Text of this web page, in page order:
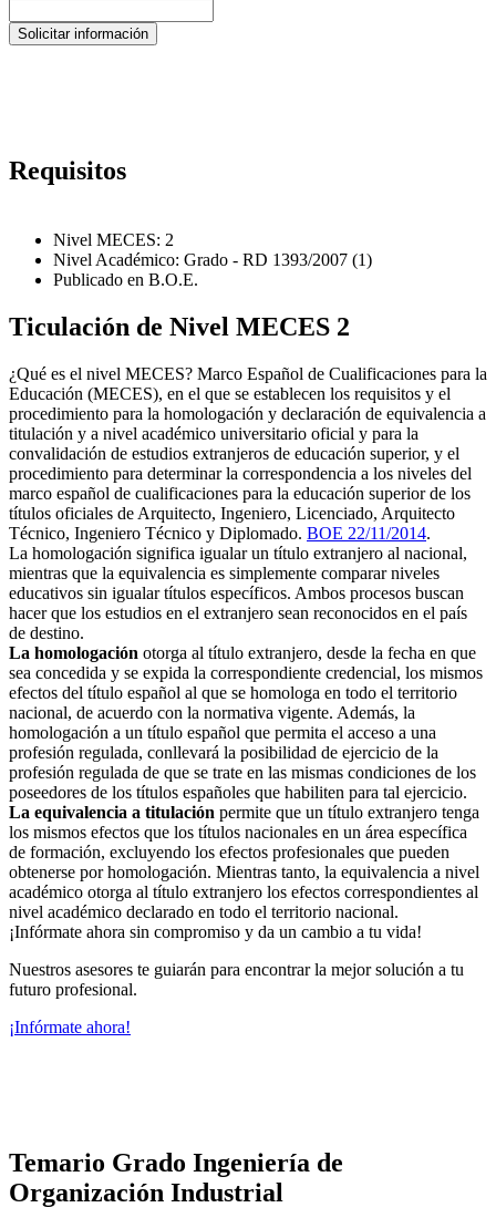
Requisitos
Nivel MECES: 2
Nivel Académico: Grado - RD 1393/2007 (1)
Publicado en B.O.E.
Ticulación de Nivel MECES 2
¿Qué es el nivel MECES? Marco Español de Cualificaciones para la
Educación (MECES), en el que se establecen los requisitos y el
procedimiento para la homologación y declaración de equivalencia a
titulación y a nivel académico universitario oficial y para la
convalidación de estudios extranjeros de educación superior, y el
procedimiento para determinar la correspondencia a los niveles del
marco español de cualificaciones para la educación superior de los
títulos oficiales de Arquitecto, Ingeniero, Licenciado, Arquitecto
Técnico, Ingeniero Técnico y Diplomado. BOE 22/11/2014.
La homologación significa igualar un título extranjero al nacional,
mientras que la equivalencia es simplemente comparar niveles
educativos sin igualar títulos específicos. Ambos procesos buscan
hacer que los estudios en el extranjero sean reconocidos en el país
de destino.
La homologación otorga al título extranjero, desde la fecha en que
sea concedida y se expida la correspondiente credencial, los mismos
efectos del título español al que se homologa en todo el territorio
nacional, de acuerdo con la normativa vigente. Además, la
homologación a un título español que permita el acceso a una
profesión regulada, conllevará la posibilidad de ejercicio de la
profesión regulada de que se trate en las mismas condiciones de los
poseedores de los títulos españoles que habiliten para tal ejercicio.
La equivalencia a titulación permite que un título extranjero tenga
los mismos efectos que los títulos nacionales en un área específica
de formación, excluyendo los efectos profesionales que pueden
obtenerse por homologación. Mientras tanto, la equivalencia a nivel
académico otorga al título extranjero los efectos correspondientes al
nivel académico declarado en todo el territorio nacional.
¡Infórmate ahora sin compromiso y da un cambio a tu vida!
Nuestros asesores te guiarán para encontrar la mejor solución a tu
futuro profesional.
¡Infórmate ahora!
Temario Grado Ingeniería de
Organización Industrial